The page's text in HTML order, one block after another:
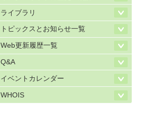
ライブラリ
トピックスとお知らせ一覧
Web更新履歴一覧
Q&A
イベントカレンダー
WHOIS